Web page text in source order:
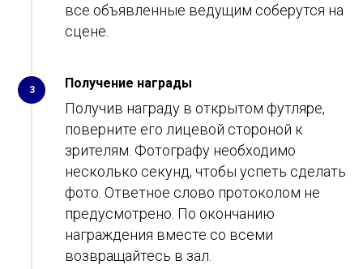
все объявленные ведущим соберутся на
сцене.
3 Получение награды
Получив награду в открытом футляре,
поверните его лицевой стороной к
зрителям. Фотографу необходимо
несколько секунд, чтобы успеть сделать
фото. Ответное слово протоколом не
предусмотрено. По окончанию
награждения вместе со всеми
возвращайтесь в зал.